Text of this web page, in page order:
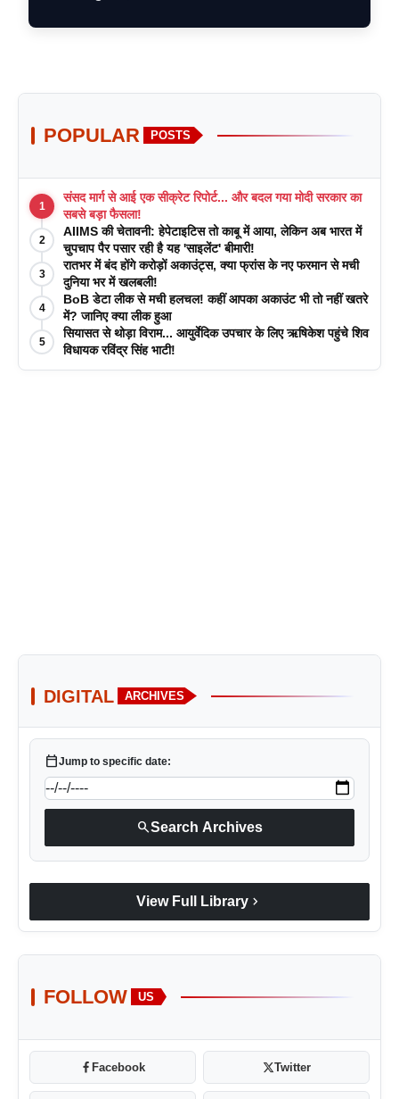
POPULAR POSTS
1
संसद मार्ग से आई एक सीक्रेट रिपोर्ट... और बदल गया मोदी सरकार का
सबसे बड़ा फैसला!
2
AIIMS की चेतावनी: हेपेटाइटिस तो काबू में आया, लेकिन अब भारत में
चुपचाप पैर पसार रही है यह 'साइलेंट' बीमारी!
3
रातभर में बंद होंगे करोड़ों अकाउंट्स, क्या फ्रांस के नए फरमान से मची
दुनिया भर में खलबली!
4
BoB डेटा लीक से मची हलचल! कहीं आपका अकाउंट भी तो नहीं खतरे
में? जानिए क्या लीक हुआ
5
सियासत से थोड़ा विराम... आयुर्वेदिक उपचार के लिए ऋषिकेश पहुंचे शिव
विधायक रविंद्र सिंह भाटी!
DIGITAL ARCHIVES
calendar_todayJump to specific date:
searchSearch Archives
View Full Library chevron_right
FOLLOW US
Facebook Twitter